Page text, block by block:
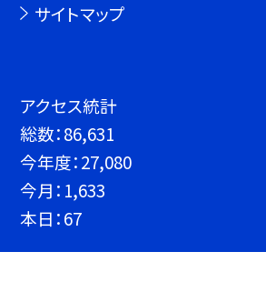
サイトマップ
アクセス統計
総数：86,631
今年度：27,080
今月： 1,633
本日：67